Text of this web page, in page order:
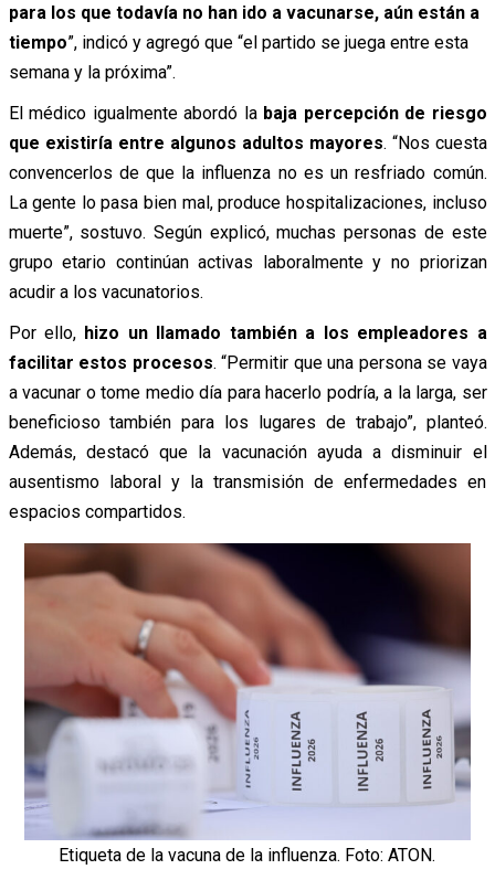
para los que todavía no han ido a vacunarse, aún están a
tiempo”, indicó y agregó que “el partido se juega entre esta
semana y la próxima”.
El médico igualmente abordó la baja percepción de riesgo
que existiría entre algunos adultos mayores. “Nos cuesta
convencerlos de que la influenza no es un resfriado común.
La gente lo pasa bien mal, produce hospitalizaciones, incluso
muerte”, sostuvo. Según explicó, muchas personas de este
grupo etario continúan activas laboralmente y no priorizan
acudir a los vacunatorios.
Por ello, hizo un llamado también a los empleadores a
facilitar estos procesos. “Permitir que una persona se vaya
a vacunar o tome medio día para hacerlo podría, a la larga, ser
beneficioso también para los lugares de trabajo”, planteó.
Además, destacó que la vacunación ayuda a disminuir el
ausentismo laboral y la transmisión de enfermedades en
espacios compartidos.
Etiqueta de la vacuna de la influenza. Foto: ATON.